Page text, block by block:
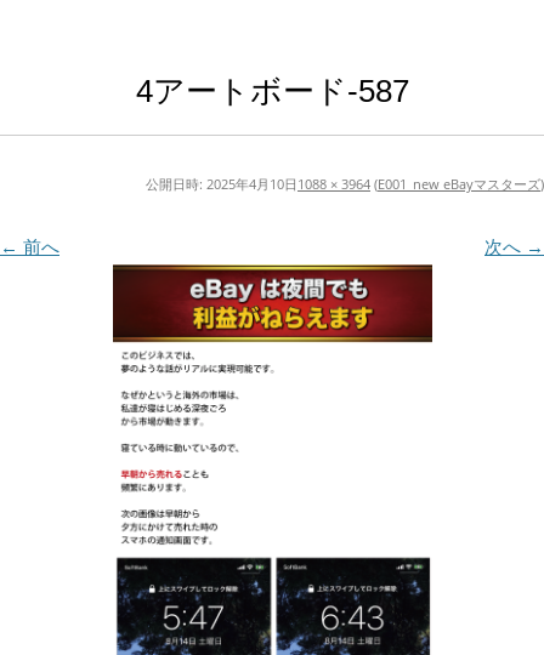
4アートボード-587
公開日時: 2025年4月10日 1088 × 3964 (E001_new eBayマスターズ)
← 前へ 次へ →